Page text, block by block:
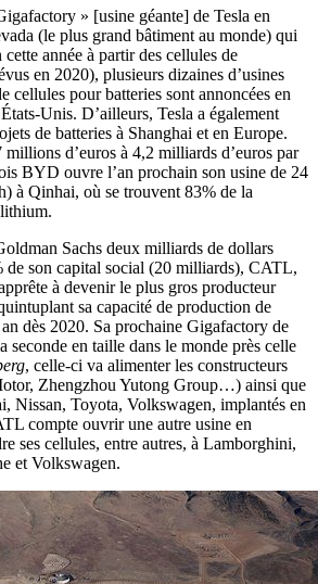
» [usine géante] de Tesla en
(le plus grand bâtiment au monde) qui
année à partir des cellules de
en 2020), plusieurs dizaines d’usines
cellules pour batteries sont annoncées en
Unis. D’ailleurs, Tesla a également
de batteries à Shanghai et en Europe.
millions d’euros à 4,2 milliards d’euros par
BYD ouvre l’an prochain son usine de 24
à Qinhai, où se trouvent 83% de la
Sachs deux milliards de dollars
de son capital social (20 milliards), CATL,
à devenir le plus gros producteur
sa capacité de production de
dès 2020. Sa prochaine Gigafactory de
seconde en taille dans le monde près celle
, celle-ci va alimenter les constructeurs
Zhengzhou Yutong Group…) ainsi que
Nissan, Toyota, Volkswagen, implantés en
compte ouvrir une autre usine en
ses cellules, entre autres, à Lamborghini,
et Volkswagen.